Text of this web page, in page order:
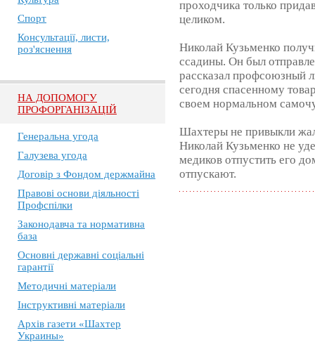
Спорт
Консультації, листи,
роз'яснення
НА ДОПОМОГУ
ПРОФОРГАНІЗАЦІЙ
Генеральна угода
Галузева угода
Договір з Фондом держмайна
Правові основи діяльності
Профспілки
Законодавча та нормативна
база
Основні державні соціальні
гарантії
Методичні матеріали
Інструктивні матеріали
Архів газети «Шахтер
Украины»
проходчика только
целиком.
Николай Кузьменко
ссадины. Он был
рассказал профсоюзный
сегодня спасенному
своем нормальном
Шахтеры не привыкли
Николай Кузьменко не
медиков отпустить его
отпускают.